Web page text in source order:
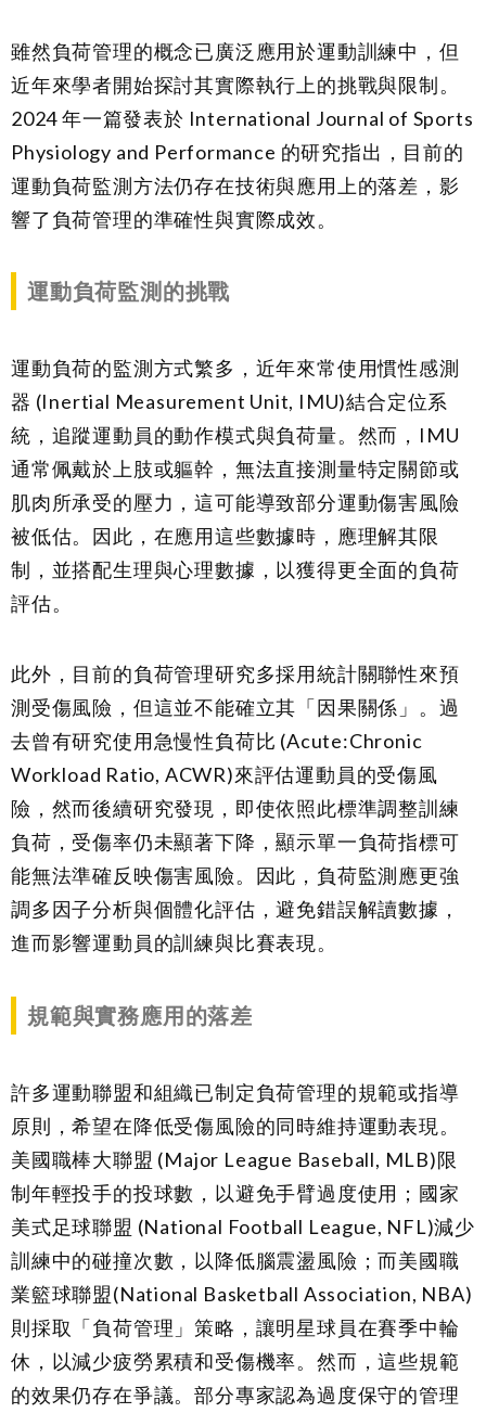
雖然負荷管理的概念已廣泛應用於運動訓練中，但
近年來學者開始探討其實際執行上的挑戰與限制。
2024 年一篇發表於 International Journal of Sports
Physiology and Performance 的研究指出，目前的
運動負荷監測方法仍存在技術與應用上的落差，影
響了負荷管理的準確性與實際成效。
運動負荷監測的挑戰
運動負荷的監測方式繁多，近年來常使用慣性感測
器 (Inertial Measurement Unit, IMU)結合定位系
統，追蹤運動員的動作模式與負荷量。然而，IMU
通常佩戴於上肢或軀幹，無法直接測量特定關節或
肌肉所承受的壓力，這可能導致部分運動傷害風險
被低估。因此，在應用這些數據時，應理解其限
制，並搭配生理與心理數據，以獲得更全面的負荷
評估。
此外，目前的負荷管理研究多採用統計關聯性來預
測受傷風險，但這並不能確立其「因果關係」。過
去曾有研究使用急慢性負荷比 (Acute:Chronic
Workload Ratio, ACWR)來評估運動員的受傷風
險，然而後續研究發現，即使依照此標準調整訓練
負荷，受傷率仍未顯著下降，顯示單一負荷指標可
能無法準確反映傷害風險。因此，負荷監測應更強
調多因子分析與個體化評估，避免錯誤解讀數據，
進而影響運動員的訓練與比賽表現。
規範與實務應用的落差
許多運動聯盟和組織已制定負荷管理的規範或指導
原則，希望在降低受傷風險的同時維持運動表現。
美國職棒大聯盟 (Major League Baseball, MLB)限
制年輕投手的投球數，以避免手臂過度使用；國家
美式足球聯盟 (National Football League, NFL)減少
訓練中的碰撞次數，以降低腦震盪風險；而美國職
業籃球聯盟(National Basketball Association, NBA)
則採取「負荷管理」策略，讓明星球員在賽季中輪
休，以減少疲勞累積和受傷機率。然而，這些規範
的效果仍存在爭議。部分專家認為過度保守的管理